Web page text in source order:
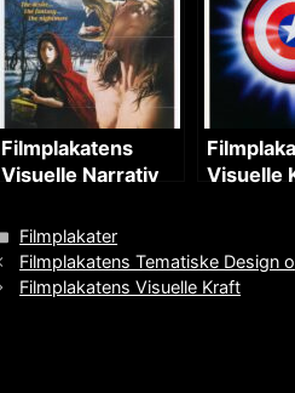
Filmplakatens
Visuelle Narrativ
Visuelle
Categories
Filmplakater
Filmplakatens Tematiske Design
Filmplakatens Visuelle Kraft